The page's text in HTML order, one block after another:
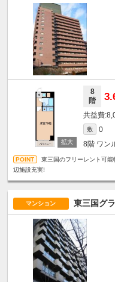
8
階
敷 0
8階 ワン
東三国のフリーレント可
辺施設充実!
マンション 東三国グ